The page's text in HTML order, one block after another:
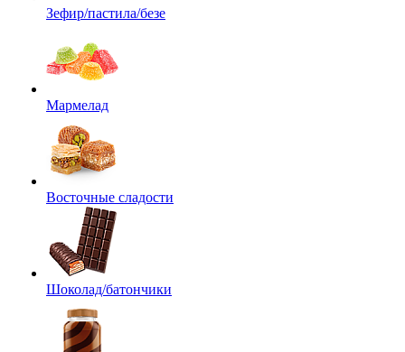
Зефир/пастила/безе
Мармелад
Восточные сладости
Шоколад/батончики